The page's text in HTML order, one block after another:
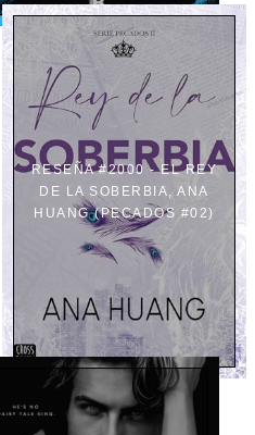
RESEÑA #2000 - EL REY
DE LA SOBERBIA, ANA
HUANG (PECADOS #02)